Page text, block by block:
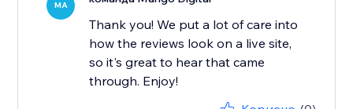
MA
Thank you! We put a lot of care into
how the reviews look on a live site,
so it's great to hear that came
through. Enjoy!